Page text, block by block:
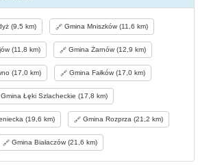
(9,5 km) Gmina Mniszków (11,6 km)
(11,8 km) Gmina Żarnów (12,9 km)
(17,0 km) Gmina Fałków (17,0 km)
Gmina Łęki Szlacheckie (17,8 km)
(19,6 km) Gmina Rozprza (21,2 km)
Gmina Białaczów (21,6 km)